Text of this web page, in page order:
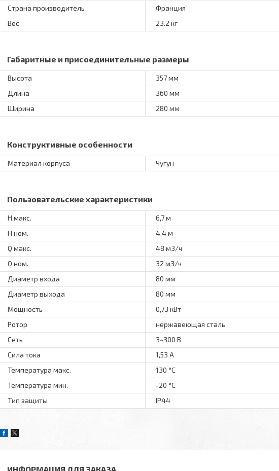
Страна производитель
Франция
Вес
23.2 кг
Габаритные и присоединительные размеры
Высота
357 мм
Длина
360 мм
Ширина
280 мм
Конструктивные особенности
Материал корпуса Чугун
Пользовательские характеристики
H макс.
6,7 м
H ном.
4,4 м
Q макс.
48 м3/ч
Q ном.
32 м3/ч
Диаметр входа
80 мм
Диаметр выхода
80 мм
Мощность
0,73 кВт
Ротор
нержавеющая сталь
Сеть
3~300 В
Сила тока
1,53 А
Температура макс.
130 °С
Температура мин.
-20 °С
Тип защиты
IP44